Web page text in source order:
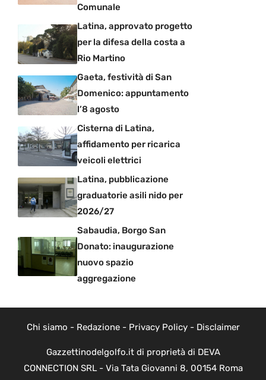
Comunale
Latina, approvato progetto
per la difesa della costa a
Rio Martino
Gaeta, festività di San
Domenico: appuntamento
l’8 agosto
Cisterna di Latina,
affidamento per ricarica
veicoli elettrici
Latina, pubblicazione
graduatorie asili nido per
2026/27
Sabaudia, Borgo San
Donato: inaugurazione
nuovo spazio
aggregazione
Chi siamo - Redazione- Privacy Policy- Disclaimer
Gazzettinodelgolfo.it di proprietà di DEVA
CONNECTION SRL - Via Tata Giovanni 8, 00154 Roma